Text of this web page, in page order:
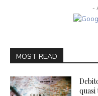
-
MOST READ